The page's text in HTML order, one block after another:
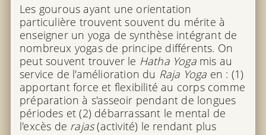
Les gourous ayant une orientation
particulière trouvent souvent du mérite à
enseigner un yoga de synthèse intégrant de
nombreux yogas de principe différents. On
peut souvent trouver le Hatha Yogamis au
service de l'amélioration du Raja Yoga en : (1)
apportant force et flexibilité au corps comme
préparation à s'asseoir pendant de longues
périodes et (2) débarrassant le mental de
l'excès de rajas(activité) le rendant plus